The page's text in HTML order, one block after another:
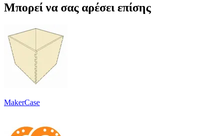
Μπορεί να σας αρέσει επίσης
MakerCase